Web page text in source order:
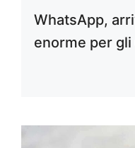
WhatsApp,
enorme per